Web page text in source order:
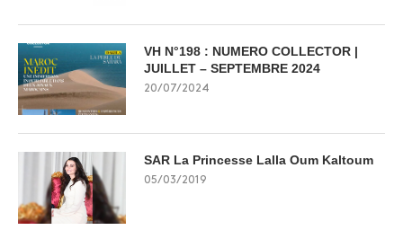
VH N°198 : NUMERO COLLECTOR |
JUILLET – SEPTEMBRE 2024
20/07/2024
SAR La Princesse Lalla Oum Kaltoum
05/03/2019